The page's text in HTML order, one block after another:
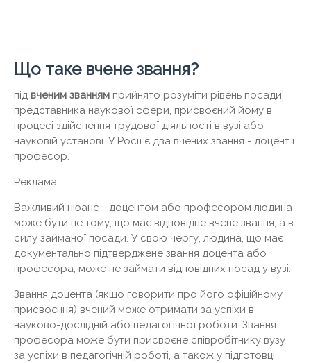
Що таке вчене звання?
під вченим званням прийнято розуміти рівень посади
представника наукової сфери, присвоєний йому в
процесі здійснення трудової діяльності в вузі або
науковій установі. У Росії є два вчених звання - доцент і
професор.
Реклама
Важливий нюанс - доцентом або професором людина
може бути не тому, що має відповідне вчене звання, а в
силу займаної посади. У свою чергу, людина, що має
документально підтверджене звання доцента або
професора, може не займати відповідних посад у вузі.
Звання доцента (якщо говорити про його офіційному
присвоєння) вчений може отримати за успіхи в
науково-дослідній або педагогічної роботи. Звання
професора може бути присвоєне співробітнику вузу
за успіхи в педагогічній роботі, а також у підготовці